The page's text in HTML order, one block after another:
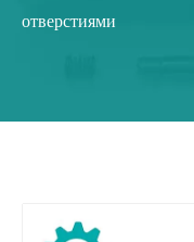
отверстиями